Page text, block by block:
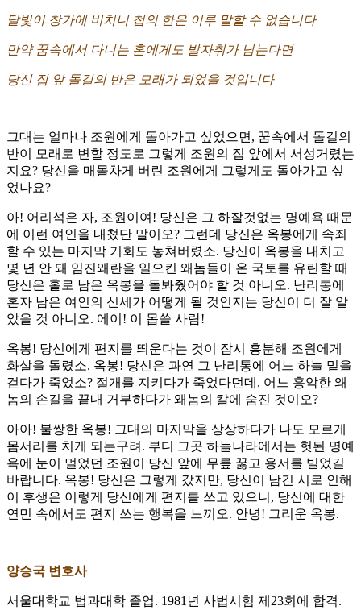
달빛이 창가에 비치니 첩의 한은 이루 말할 수 없습니다
만약 꿈속에서 다니는 혼에게도 발자취가 남는다면
당신 집 앞 돌길의 반은 모래가 되었을 것입니다
그대는 얼마나 조원에게 돌아가고 싶었으면, 꿈속에서 돌길의
반이 모래로 변할 정도로 그렇게 조원의 집 앞에서 서성거렸는
지요? 당신을 매몰차게 버린 조원에게 그렇게도 돌아가고 싶
었나요?
아! 어리석은 자, 조원이여! 당신은 그 하잘것없는 명예욕 때문
에 이런 여인을 내쳤단 말이오? 그런데 당신은 옥봉에게 속죄
할 수 있는 마지막 기회도 놓쳐버렸소. 당신이 옥봉을 내치고
몇 년 안 돼 임진왜란을 일으킨 왜놈들이 온 국토를 유린할 때
당신은 홀로 남은 옥봉을 돌봐줬어야 할 것 아니오. 난리통에
혼자 남은 여인의 신세가 어떻게 될 것인지는 당신이 더 잘 알
았을 것 아니오. 에이! 이 몹쓸 사람!
옥봉! 당신에게 편지를 띄운다는 것이 잠시 흥분해 조원에게
화살을 돌렸소. 옥봉! 당신은 과연 그 난리통에 어느 하늘 밑을
걷다가 죽었소? 절개를 지키다가 죽었다던데, 어느 흉악한 왜
놈의 손길을 끝내 거부하다가 왜놈의 칼에 숨진 것이오?
아아! 불쌍한 옥봉! 그대의 마지막을 상상하다가 나도 모르게
몸서리를 치게 되는구려. 부디 그곳 하늘나라에서는 헛된 명예
욕에 눈이 멀었던 조원이 당신 앞에 무릎 꿇고 용서를 빌었길
바랍니다. 옥봉! 당신은 그렇게 갔지만, 당신이 남긴 시로 인해
이 후생은 이렇게 당신에게 편지를 쓰고 있으니, 당신에 대한
연민 속에서도 편지 쓰는 행복을 느끼오. 안녕! 그리운 옥봉.
양승국 변호사
서울대학교 법과대학 졸업. 1981년 사법시험 제23회에 합격.